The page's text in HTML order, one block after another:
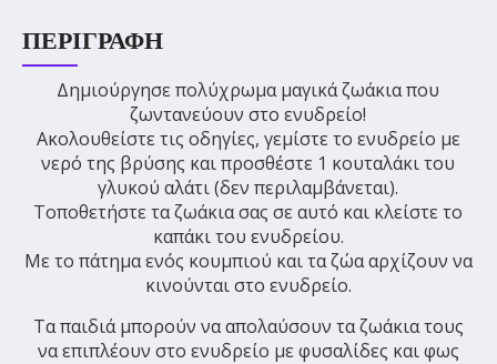
ΠΕΡΙΓΡΑΦΉ
Δημιούργησε πολύχρωμα μαγικά ζωάκια που
ζωντανεύουν στο ενυδρείο!
Ακολουθείστε τις οδηγίες, γεμίστε το ενυδρείο με
νερό της βρύσης και προσθέστε 1 κουταλάκι του
γλυκού αλάτι (δεν περιλαμβάνεται).
Τοποθετήστε τα ζωάκια σας σε αυτό και κλείστε το
καπάκι του ενυδρείου.
Με το πάτημα ενός κουμπιού και τα ζώα αρχίζουν να
κινούνται στο ενυδρείο.
Τα παιδιά μπορούν να απολαύσουν τα ζωάκια τους
να επιπλέουν στο ενυδρείο με φυσαλίδες και φως